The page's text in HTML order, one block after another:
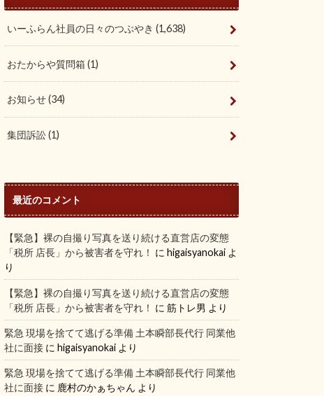
いーふらん社員の日々のつぶやき(1,638)
おたからや質問箱(1)
お知らせ(34)
集団訴訟(1)
最近のコメント
【緊急】裸の自撮り写真を送り続ける直営店の変態
「税所 店長」から被害者を守れ！ に higaisyanokai よ
り
【緊急】裸の自撮り写真を送り続ける直営店の変態
「税所 店長」から被害者を守れ！ に 筋トレ男 より
緊急 現場を捨てて逃げる準備 土本瞬部長代行 同業他
社に面接 に higaisyanokai より
緊急 現場を捨てて逃げる準備 土本瞬部長代行 同業他
社に面接 に 鹿村のかぁちゃん より